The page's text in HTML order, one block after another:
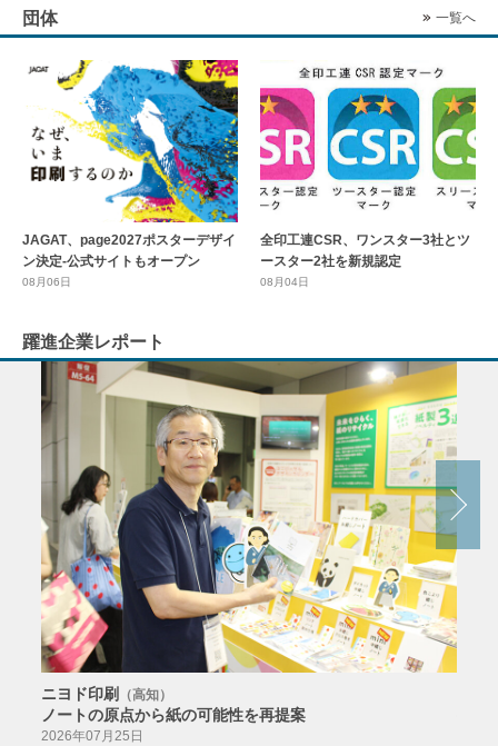
団体 一覧へ
JAGAT、page2027ポスターデザイ
ン決定-公式サイトもオープン
08月06日
全印工連CSR、ワンスター3社とツ
ースター2社を新規認定
08月04日
躍進企業レポート
ニヨド印刷 （高知）
ノートの原点から紙の可能性を再提案
2026年07月25日